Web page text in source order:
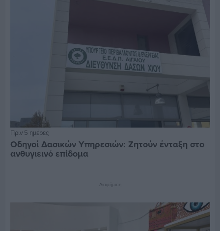
Πριν 5 ημέρες
Οδηγοί Δασικών Υπηρεσιών: Ζητούν ένταξη στο
ανθυγιεινό επίδομα
Διαφήμιση